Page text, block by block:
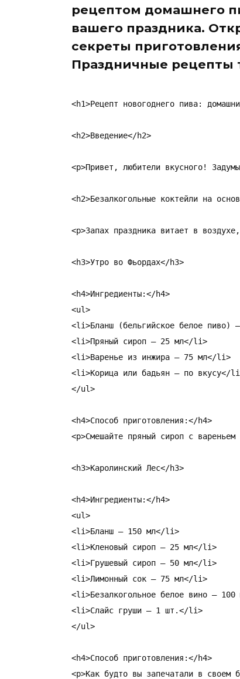
рецептом домашнего
вашего праздника.
секреты
Праздничные рецепты
<h1>Рецепт новогоднего пива:
<h2>Введение</h2>
<p>Привет, любители вкусного!
<h2>Безалкогольные коктейли на
<p>Запах праздника витает в
<h3>Утро во Фьордах</h3>
<h4>Ингредиенты:</h4>
<ul>
<li>Бланш (бельгийское белое пиво)
<li>Пряный сироп – 25 мл</li>
<li>Варенье из инжира – 75 мл</li>
<li>Корица или бадьян – по вкусу</
</ul>
<h4>Способ приготовления:</h4>
<p>Смешайте пряный сироп с
<h3>Каролинский Лес</h3>
<h4>Ингредиенты:</h4>
<ul>
<li>Бланш – 150 мл</li>
<li>Кленовый сироп – 25 мл</li>
<li>Грушевый сироп – 50 мл</li>
<li>Лимонный сок – 75 мл</li>
<li>Безалкогольное белое вино –
<li>Слайс груши – 1 шт.</li>
</ul>
<h4>Способ приготовления:</h4>
<p>Как будто вы запечатали в своем